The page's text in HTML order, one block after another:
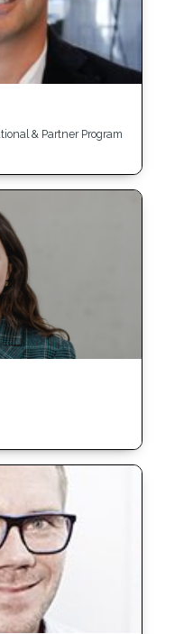
& Partner Program